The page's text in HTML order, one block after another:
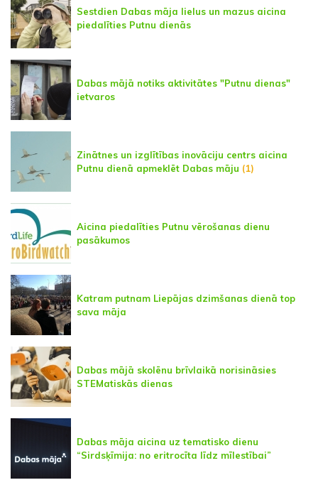
Sestdien Dabas māja lielus un mazus aicina
piedalīties Putnu dienās
Dabas mājā notiks aktivitātes "Putnu dienas"
ietvaros
Zinātnes un izglītības inovāciju centrs aicina
Putnu dienā apmeklēt Dabas māju (1)
Aicina piedalīties Putnu vērošanas dienu
pasākumos
Katram putnam Liepājas dzimšanas dienā top
sava māja
Dabas mājā skolēnu brīvlaikā norisināsies
STEMatiskās dienas
Dabas māja aicina uz tematisko dienu
“Sirdsķīmija: no eritrocīta līdz mīlestībai”